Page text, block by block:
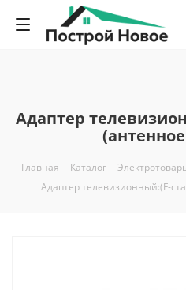
Адаптер
Главная - Каталог -
Адаптер телевизионный:(F-